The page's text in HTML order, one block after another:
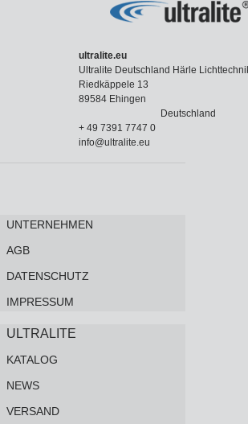
ultralite.eu
Ultralite Deutschland Härle
Riedkäppele 13
89584 Ehingen
Deutschland
+ 49 7391 7747 0
info@ultralite.eu
UNTERNEHMEN
AGB
DATENSCHUTZ
IMPRESSUM
ULTRALITE
KATALOG
NEWS
VERSAND